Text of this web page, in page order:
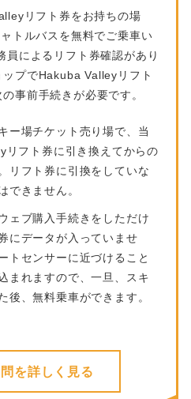
リフト券をお持ちの場
トルバスを無料でご乗車い
員によるリフト券確認があり
ップでHakuba Valleyリフト
事前手続きが必要です。
ー場チケット売り場で、当
リフト券に引き換えてからの
リフト券に引換をしていな
できません。
ェブ購入手続きをしただけ
にデータが入っていませ
トセンサーに近づけること
まれますので、一旦、スキ
後、無料乗車ができます。
を詳しく見る